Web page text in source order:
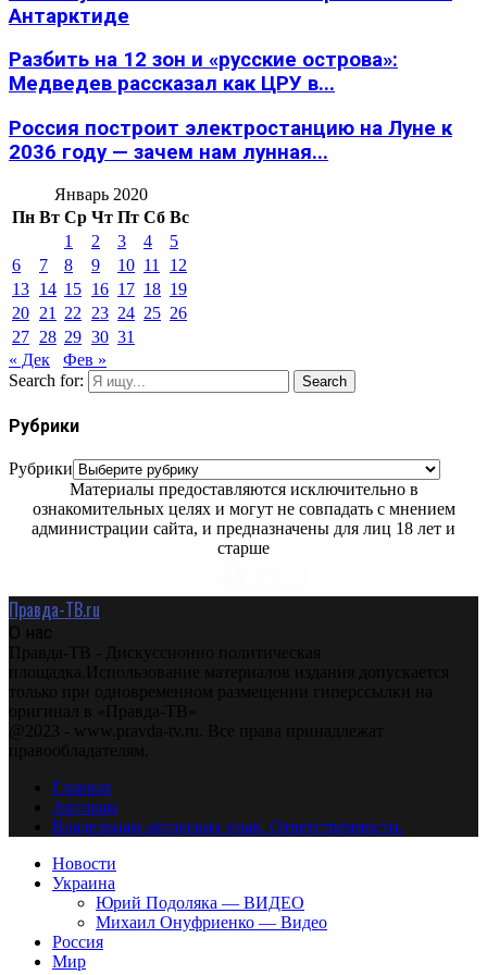
Антарктиде
Разбить на 12 зон и «русские острова»:
Медведев рассказал как ЦРУ в...
Россия построит электростанцию на Луне к
2036 году — зачем нам лунная...
Январь 2020
Пн Вт Ср Чт Пт Сб Вс
1
2 3 4
5
6
7 8 9 10 11
12
13 14 15 16 17 18 19
20 21 22 23 24 25 26
27 28 29 30 31
« Дек
Фев »
Search for:
Search
Рубрики
Рубрики
Материалы предоставляются исключительно в
ознакомительных целях и могут не совпадать с мнением
администрации сайта, и предназначены для лиц 18 лет и
старше
Правда-ТВ.ru
О нас
Правда-ТВ - Дискуссионно политическая
площадка.Использование материалов издания допускается
только при одновременном размещении гиперссылки на
оригинал в «Правда-ТВ»
@2023 - www.pravda-tv.ru. Все права принадлежат
правообладателям.
Главная
Авторам
Владельцам авторских прав. Ответственности.
Новости
Украина
Юрий Подоляка — ВИДЕО
Михаил Онуфриенко — Видео
Россия
Мир